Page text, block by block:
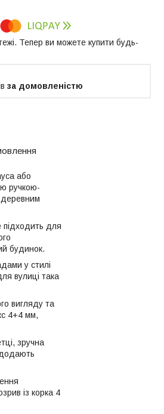
Тепер ви можете купити будь-
за домовленістю
або
ручкою-
деревним
для
будинок.
у стилі
вулиці така
вигляду та
4+4 мм,
зручна
із корка 4